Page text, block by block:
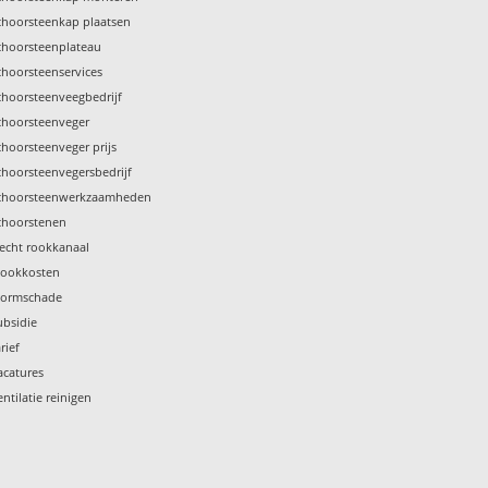
plaatsen
prijs
rookkanaal
reinigen